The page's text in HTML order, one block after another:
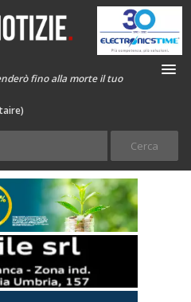
fino alla morte il tuo